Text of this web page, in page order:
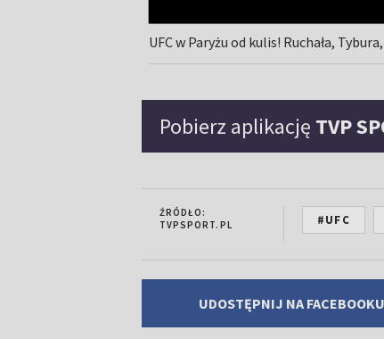
UFC w Paryżu od kulis! Ruchała,
Pobierz aplikację TVP
ŹRÓDŁO:
TVPSPORT.PL
#UFC
UDOSTĘPNIJ NA FACEBOOKU